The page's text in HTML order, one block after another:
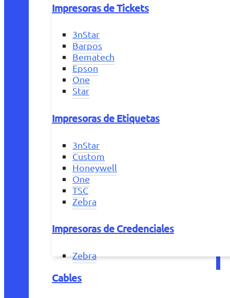
Impresoras de Tickets
3nStar
Barpos
Bematech
Epson
One
Star
Impresoras de Etiquetas
3nStar
Custom
Honeywell
One
TSC
Zebra
Impresoras de Credenciales
Zebra
Cables